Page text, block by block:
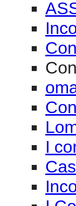
06/